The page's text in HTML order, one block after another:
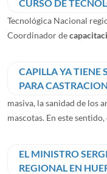
CURSO DE
Tecnológica Nacional
Coordinador de
CAPILLA YA TIENE
PARA
masiva, la sanidad de los
mascotas. En este
EL MINISTRO
REGIONAL EN